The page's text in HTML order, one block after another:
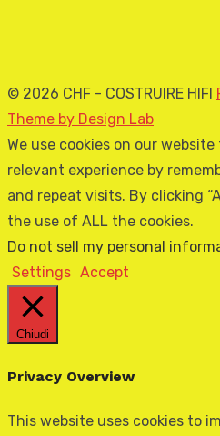
© 2026 CHF - COSTRUIRE HIFI
Theme by Design Lab
We use cookies on our
relevant experience by
and repeat visits. By clicking
the use of ALL the cookies.
Do not sell my personal
Settings Accept
Chiudi
Privacy Overview
This website uses cookies to